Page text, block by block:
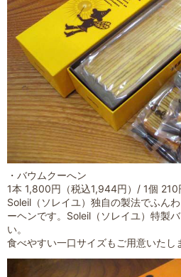
・バウムクーへン
1本 1,800円（税込1,944円）/ 1個 210
Soleil（ソレイユ）独自の製法でふん
ーヘンです。Soleil（ソレイユ）特製
い。
食べやすい一口サイズもご用意いたし